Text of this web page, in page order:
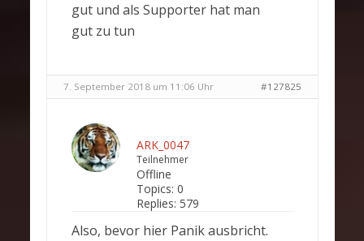
gut und als Supporter hat man
gut zu tun
7. September 2018 um 11:06 Uhr #127825
ARK_0047
Teilnehmer
Offline
Topics: 0
Replies: 579
Also, bevor hier Panik ausbricht.